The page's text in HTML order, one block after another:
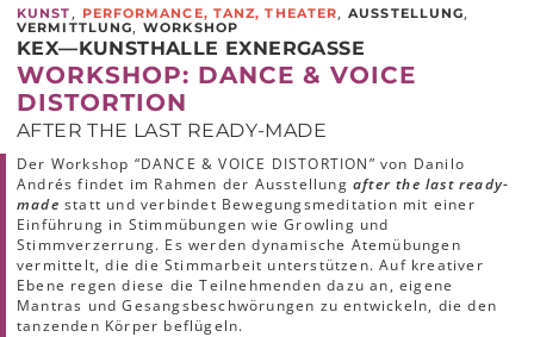
KUNST , PERFORMANCE, TANZ, THEATER,AUSSTELLUNG,
VERMITTLUNG,WORKSHOP
KEX—KUNSTHALLE EXNERGASSE
WORKSHOP: DANCE & VOICE
DISTORTION
AFTER THE LAST READY-MADE
Der Workshop “DANCE & VOICE DISTORTION” von Danilo
Andrés findet im Rahmen der Ausstellung after the last ready-
made statt und verbindet Bewegungsmeditation mit einer
Einführung in Stimmübungen wie Growling und
Stimmverzerrung. Es werden dynamische Atemübungen
vermittelt, die die Stimmarbeit unterstützen. Auf kreativer
Ebene regen diese die Teilnehmenden dazu an, eigene
Mantras und Gesangsbeschwörungen zu entwickeln, die den
tanzenden Körper beflügeln.